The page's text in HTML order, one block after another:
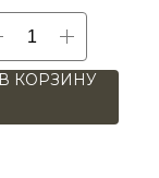
В КОРЗИНУ